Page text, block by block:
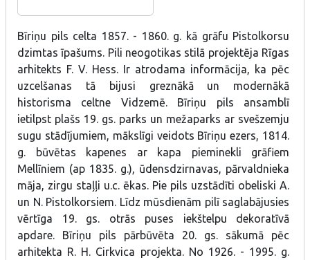
Bīriņu pils celta 1857. - 1860. g. kā grāfu Pistolkorsu
dzimtas īpašums. Pili neogotikas stilā projektēja Rīgas
arhitekts F. V. Hess. Ir atrodama informācija, ka pēc
uzcelšanas tā bijusi greznākā un modernākā
historisma celtne Vidzemē. Bīriņu pils ansamblī
ietilpst plašs 19. gs. parks un mežaparks ar svešzemju
sugu stādījumiem, mākslīgi veidots Bīriņu ezers, 1814.
g. būvētas kapenes ar kapa pieminekli grāfiem
Mellīniem (ap 1835. g.), ūdensdzirnavas, pārvaldnieka
māja, zirgu staļļi u.c. ēkas. Pie pils uzstādīti obeliski A.
un N. Pistolkorsiem. Līdz mūsdienām pilī saglabājusies
vērtīga 19. gs. otrās puses iekštelpu dekoratīvā
apdare. Bīriņu pils pārbūvēta 20. gs. sākumā pēc
arhitekta R. H. Cirkvica projekta. No 1926. - 1995. g.